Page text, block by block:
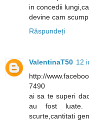
in concedii
devine cam scump
Răspundeți
ValentinaT50 12
http://
7490
ai sa te superi
au fost luate.
scurte,cantitati